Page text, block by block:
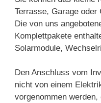
Terrasse, Garage oder
Die von uns
Komplettpakete
Solarmodule,
Den Anschluss vom
nicht von einem
vorgenommen